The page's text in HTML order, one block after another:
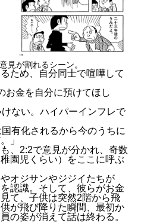
見が割れるシーン。
ため、自分同士で喧嘩して
お金を自分に預けてほし
ない。ハイパーインフレで
有化されるから今のうちに
」
、2:2で意見が分かれ、奇数
園児くらい）をここに呼ぶ
オジサンやジジイたちが
認識。そして、彼らがお金
て、子供は突然2階から飛
が飛び降りた瞬間、最初か
の姿が消えて話は終わる。